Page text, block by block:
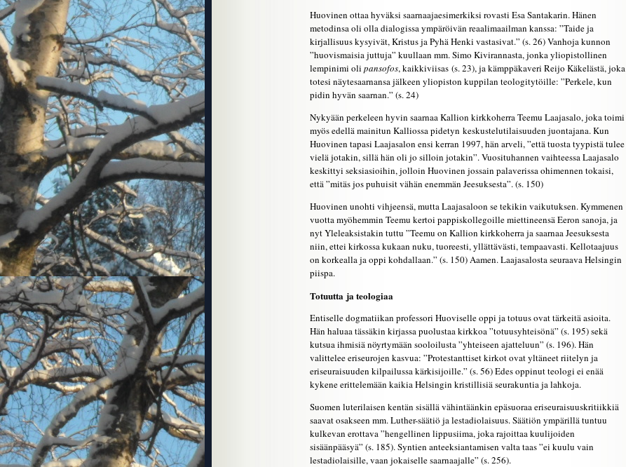
Huovinen ottaa hyväksi saarnaajaesimerkiksi rovasti Esa Santakarin. Hänen
metodinsa oli olla dialogissa ympäröivän reaalimaailman kanssa: ”Taide ja
kirjallisuus kysyivät, Kristus ja Pyhä Henki vastasivat.” (s. 26) Vanhoja kunnon
”huovismaisia juttuja” kuullaan mm. Simo Kivirannasta, jonka yliopistollinen
lempinimi oli pansofos, kaikkiviisas (s. 23), ja kämppäkaveri Reijo Käkelästä, joka
totesi näytesaarnansa jälkeen yliopiston kuppilan teologitytöille: ”Perkele, kun
pidin hyvän saarnan.” (s. 24)
Nykyään perkeleen hyvin saarnaa Kallion kirkkoherra Teemu Laajasalo, joka toimi
myös edellä mainitun Kalliossa pidetyn keskustelutilaisuuden juontajana. Kun
Huovinen tapasi Laajasalon ensi kerran 1997, hän arveli, ”että tuosta tyypistä tulee
vielä jotakin, sillä hän oli jo silloin jotakin”. Vuosituhannen vaihteessa Laajasalo
keskittyi seksiasioihin, jolloin Huovinen jossain palaverissa ohimennen tokaisi,
että ”mitäs jos puhuisit vähän enemmän Jeesuksesta”. (s. 150)
Huovinen unohti vihjeensä, mutta Laajasaloon se tekikin vaikutuksen. Kymmenen
vuotta myöhemmin Teemu kertoi pappiskollegoille miettineensä Eeron sanoja, ja
nyt Yleleaksistakin tuttu ”Teemu on Kallion kirkkoherra ja saarnaa Jeesuksesta
niin, ettei kirkossa kukaan nuku, tuoreesti, yllättävästi, tempaavasti. Kellotaajuus
on korkealla ja oppi kohdallaan.” (s. 150) Aamen. Laajasalosta seuraava Helsingin
piispa.
Totuutta ja teologiaa
Entiselle dogmatiikan professori Huoviselle oppi ja totuus ovat tärkeitä asioita.
Hän haluaa tässäkin kirjassa puolustaa kirkkoa ”totuusyhteisönä” (s. 195) sekä
kutsua ihmisiä nöyrtymään sooloilusta ”yhteiseen ajatteluun” (s. 196). Hän
valittelee eriseurojen kasvua: ”Protestanttiset kirkot ovat yltäneet riitelyn ja
eriseuraisuuden kilpailussa kärkisijoille.” (s. 56) Edes oppinut teologi ei enää
kykene erittelemään kaikia Helsingin kristillisiä seurakuntia ja lahkoja.
Suomen luterilaisen kentän sisällä vähintäänkin epäsuoraa eriseuraisuuskritiikkiä
saavat osakseen mm. Luther-säätiö ja lestadiolaisuus. Säätiön ympärillä tuntuu
kulkevan erottava ”hengellinen lippusiima, joka rajoittaa kuulijoiden
sisäänpääsyä” (s. 185). Syntien anteeksiantamisen valta taas ”ei kuulu vain
lestadiolaisille, vaan jokaiselle saarnaajalle” (s. 256).